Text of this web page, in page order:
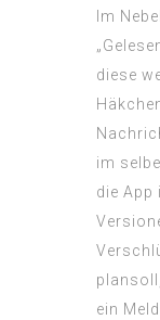
Im
diese
im
die App
ein